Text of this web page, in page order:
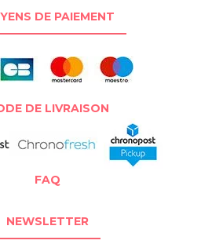
DE PAIEMENT
DE LIVRAISON
FAQ
NEWSLETTER